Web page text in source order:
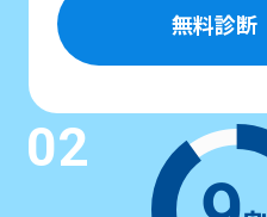
無料診断
02